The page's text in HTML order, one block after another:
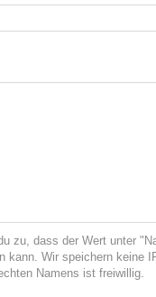
zu, dass der Wert unter
kann. Wir speichern keine
Namens ist freiwillig.